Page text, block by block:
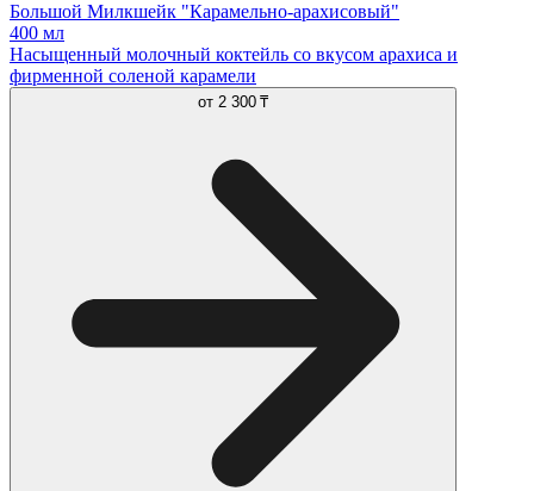
Большой Милкшейк "Карамельно-арахисовый"
400 мл
Насыщенный молочный коктейль со вкусом арахиса и
фирменной соленой карамели
от 2 300 ₸